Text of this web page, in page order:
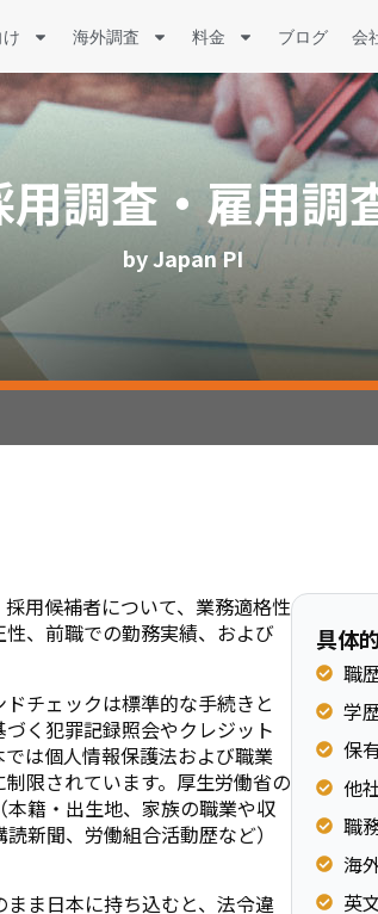
海外調査 料金 ブログ 会
用調査・雇用調
by Japan PI
用候補者について、業務適格性
、前職での勤務実績、および
チェックは標準的な手続きと
く犯罪記録照会やクレジット
は個人情報保護法および職業
限されています。厚生労働省の
籍・出生地、家族の職業や収
新聞、労働組合活動歴など）
ま日本に持ち込むと、法令違
具体
職
学
保
他
職
海
英